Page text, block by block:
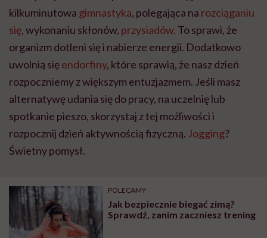
kilkuminutowa gimnastyka, polegająca na rozciąganiu
się, wykonaniu skłonów, przysiadów. To sprawi, że
organizm dotleni się i nabierze energii. Dodatkowo
uwolnią sięendorfiny, które sprawią, że nasz dzień
rozpoczniemy z większym entuzjazmem. Jeśli masz
alternatywę udania się do pracy, na uczelnię lub
spotkanie pieszo, skorzystaj z tej możliwości i
rozpocznij dzień aktywnością fizyczną. Jogging?
Świetny pomysł.
POLECAMY
Jak bezpiecznie biegać zimą?
Sprawdź, zanim zaczniesz trening